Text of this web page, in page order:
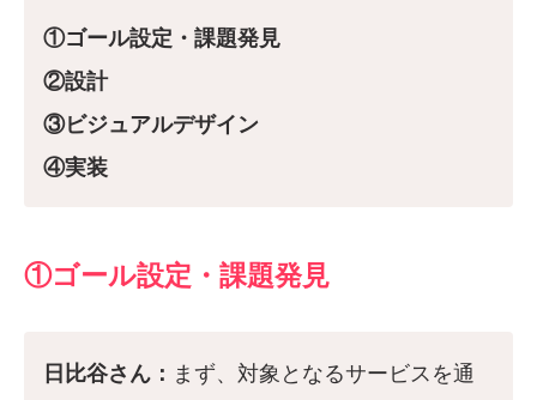
①ゴール設定・課題発見
②設計
③ビジュアルデザイン
④実装
①ゴール設定・課題発見
日比谷さん： まず、対象となるサービスを通